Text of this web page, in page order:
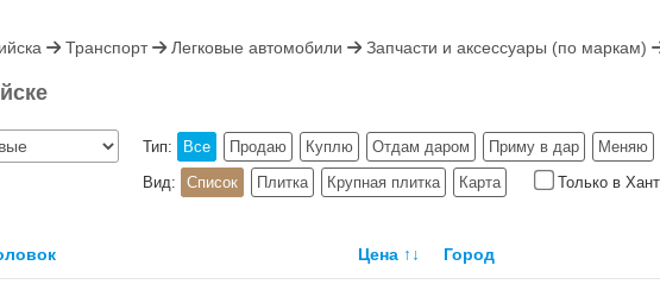
Транспорт Легковые автомобили Запчасти и аксессуары (по маркам)
Тип: Все Продаю Куплю Отдам даром Приму в дар
Меняю
Вид:
Список Плитка Крупная плитка Карта Только в
Цена ↑↓ Город